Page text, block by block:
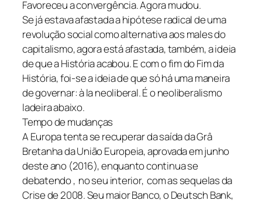
Favoreceu a convergência. Agora mudou.
Se já estava afastada a hipótese radical de uma
revolução social como alternativa aos males do
capitalismo, agora está afastada, também, a ideia
de que a História acabou. E com o fim do Fim da
História, foi-se a ideia de que só há uma maneira
de governar: à la neoliberal. É o neoliberalismo
ladeira abaixo.
Tempo de mudanças
A Europa tenta se recuperar da saída da Grâ
Bretanha da União Europeia, aprovada em junho
deste ano (2016), enquanto continua se
debatendo , no seu interior, com as sequelas da
Crise de 2008. Seu maior Banco, o Deutsch Bank,